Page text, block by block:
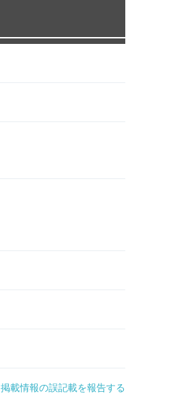
掲載情報の誤記載を報告する